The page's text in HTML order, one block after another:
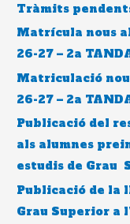
Tràmits
Matrícula nous
26-27 – 2a
Matriculació
26-27 – 2a
Publicació del
als alumnes
estudis de Grau
Publicació de la
Grau Superior a